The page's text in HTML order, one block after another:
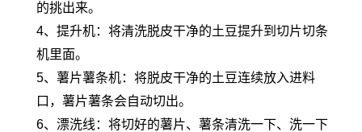
的挑出来。
4、提升机：将清洗脱皮干净的土豆提升到切片切条
机里面。
5、薯片薯条机：将脱皮干净的土豆连续放入进料
口，薯片薯条会自动切出。
6、漂洗线：将切好的薯片、薯条清洗一下、洗一下